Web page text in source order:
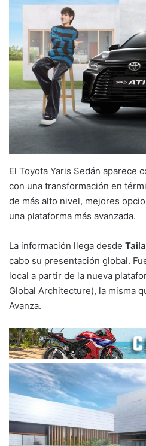
El Toyota Yaris Sedán aparece
con una transformación en
de más alto nivel, mejores
una plataforma más avanzada.
La información llega desde
cabo su presentación global.
local a partir de la nueva
Global Architecture), la misma
Avanza.